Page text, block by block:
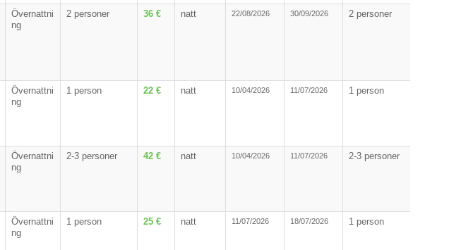
Övernattni
ng
2 personer 36 € natt 22/08/2026 30/09/2026 2 personer
Övernattni
ng
1 person 22 € natt 10/04/2026 11/07/2026 1 person
Övernattni
ng
2-3 personer 42 € natt 10/04/2026 11/07/2026 2-3 personer
Övernattni
ng
1 person 25 € natt 11/07/2026 18/07/2026 1 person